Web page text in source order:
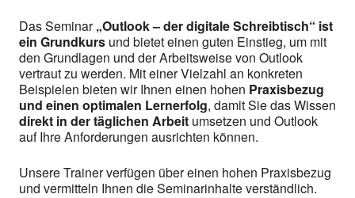
Das Seminar„Outlook – der digitale Schreibtisch“ ist
ein Grundkurs und bietet einen guten Einstieg, um mit
den Grundlagen und der Arbeitsweise von Outlook
vertraut zu werden. Mit einer Vielzahl an konkreten
Beispielen bieten wir Ihnen einen hohen Praxisbezug
und einen optimalen Lernerfolg, damit Sie das Wissen
direkt in der täglichen Arbeit umsetzen und Outlook
auf Ihre Anforderungen ausrichten können.
Unsere Trainer verfügen über einen hohen Praxisbezug
und vermitteln Ihnen die Seminarinhalte verständlich.